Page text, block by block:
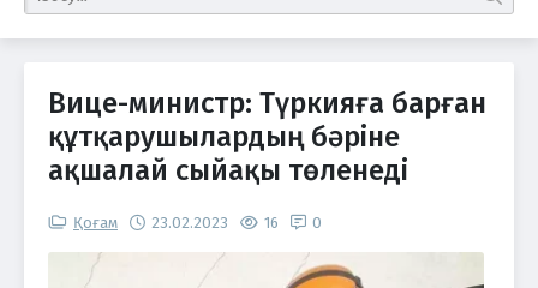
табу
Вице-министр: Түркияға барған
құтқарушылардың бәріне
ақшалай сыйақы төленеді
Қоғам 23.02.2023 16 0